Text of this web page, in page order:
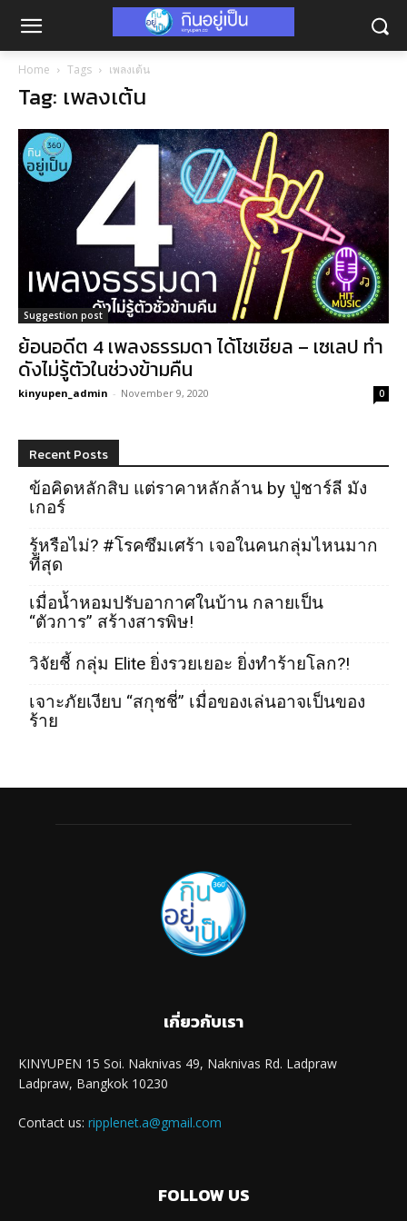
Home Tags เพลงเต้น
Tag: เพลงเต้น
Suggestion post
ย้อนอดีต 4 เพลงธรรมดา ได้โชเชียล – เซเลป ทำ
ดังไม่รู้ตัวในช่วงข้ามคืน
kinyupen_admin - November 9, 2020 0
Recent Posts
ข้อคิดหลักสิบ แต่ราคาหลักล้าน by ปู่ชาร์ลี มัง
เกอร์
รู้หรือไม่? #โรคซึมเศร้า เจอในคนกลุ่มไหนมาก
ที่สุด
เมื่อน้ำหอมปรับอากาศในบ้าน กลายเป็น
“ตัวการ” สร้างสารพิษ!
วิจัยชี้ กลุ่ม Elite ยิ่งรวยเยอะ ยิ่งทำร้ายโลก?!
เจาะภัยเงียบ “สกุชชี่” เมื่อของเล่นอาจเป็นของ
ร้าย
เกี่ยวกับเรา
KINYUPEN 15 Soi. Naknivas 49, Naknivas Rd. Ladpraw
Ladpraw, Bangkok 10230
Contact us: ripplenet.a@gmail.com
FOLLOW US